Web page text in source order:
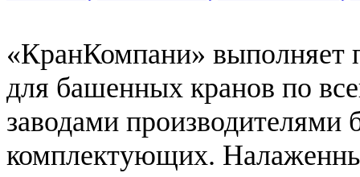
«КранКомпани» выполняет
для башенных кранов по
заводами
комплектующих.